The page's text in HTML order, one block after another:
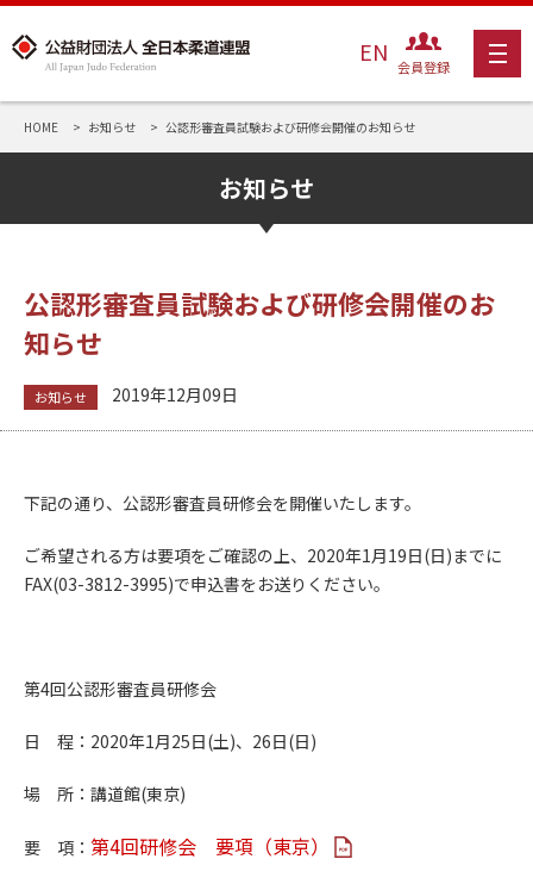
EN 会員登録
HOME お知らせ 公認形審査員試験および研修会開催のお知らせ
お知らせ
公認形審査員試験および研修会開催のお
知らせ
お知らせ 2019年12月09日
下記の通り、公認形審査員研修会を開催いたします。
ご希望される方は要項をご確認の上、2020年1月19日(日)までに
FAX(03-3812-3995)で申込書をお送りください。
第4回公認形審査員研修会
日 程：2020年1月25日(土)、26日(日)
場 所：講道館(東京)
要 項： 第4回研修会 要項（東京）